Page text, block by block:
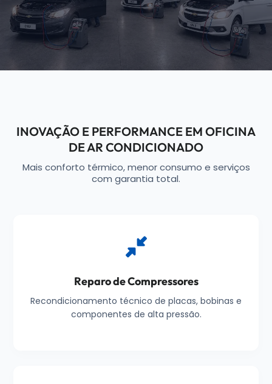
INOVAÇÃO E PERFORMANCE EM OFICINA
DE AR CONDICIONADO
Mais conforto térmico, menor consumo e serviços
com garantia total.
Reparo de Compressores
Recondicionamento técnico de placas, bobinas e
componentes de alta pressão.